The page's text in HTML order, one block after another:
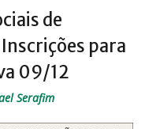
de
para
09/12
Serafim